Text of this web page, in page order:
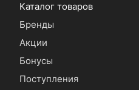
Каталог товаров
Бренды
Акции
Бонусы
Поступления